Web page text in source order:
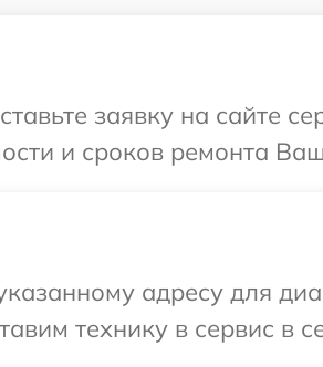
заявку на сайте
и сроков ремонта
адресу для
технику в сервис в